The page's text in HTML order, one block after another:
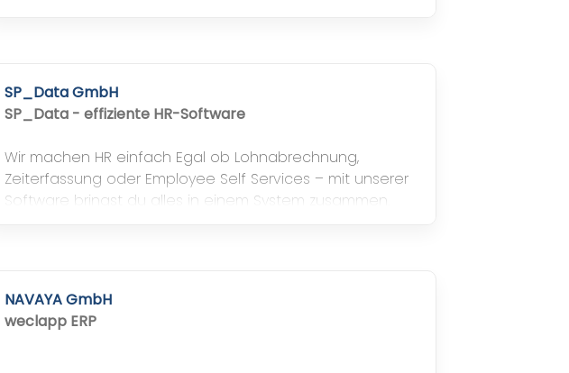
SP_Data GmbH
SP_Data - effiziente HR-Software
Wir machen HR einfach Egal ob Lohnabrechnung,
Zeiterfassung oder Employee Self Services – mit unserer
Software bringst du alles in einem System zusammen.
NAVAYA GmbH
weclapp ERP